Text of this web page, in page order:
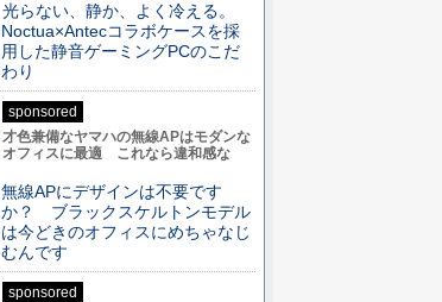
光らない、静か、よく冷える。
Noctua×Antecコラボケースを採
用した静音ゲーミングPCのこだ
わり
sponsored
才色兼備なヤマハの無線APはモダンな
オフィスに最適 これなら違和感な
無線APにデザインは不要です
か？ ブラックスケルトンモデル
は今どきのオフィスにめちゃなじ
むんです
sponsored